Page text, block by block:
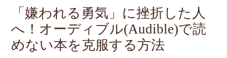
「嫌われる勇気」に挫折した人
へ！オーディブル(Audible)で読
めない本を克服する方法